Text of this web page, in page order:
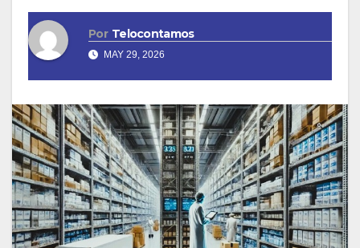
Por Telocontamos
MAY 29, 2026